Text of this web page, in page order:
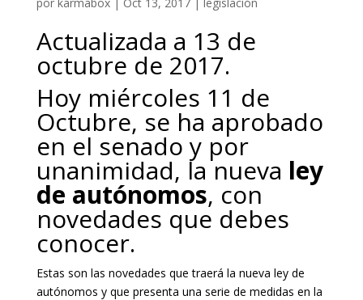
Actualizada a 13 de
octubre de 2017.
Hoy miércoles 11 de
Octubre, se ha aprobado
en el senado y por
unanimidad, la nueva ley
de autónomos, con
novedades que debes
conocer.
Estas son las novedades que traerá la nueva ley de
autónomos y que presenta una serie de medidas en la